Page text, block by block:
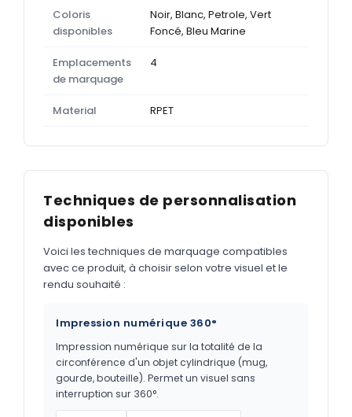
Coloris
disponibles
Noir, Blanc, Petrole, Vert
Foncé, Bleu Marine
Emplacements
de marquage
4
Material RPET
Techniques de personnalisation
disponibles
Voici les techniques de marquage compatibles
avec ce produit, à choisir selon votre visuel et le
rendu souhaité :
Impression numérique 360°
Impression numérique sur la totalité de la
circonférence d'un objet cylindrique (mug,
gourde, bouteille). Permet un visuel sans
interruption sur 360°.